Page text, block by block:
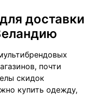
доставки
почти
скидок
купить одежду,